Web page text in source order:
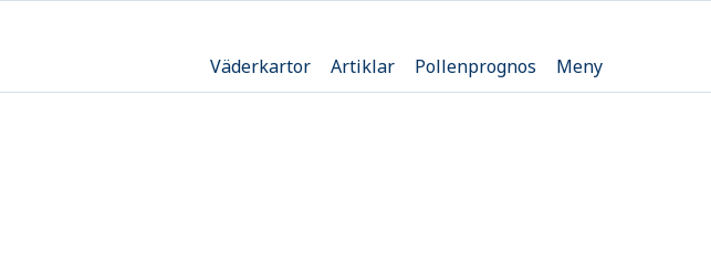
Väderkartor Artiklar Pollenprognos Meny